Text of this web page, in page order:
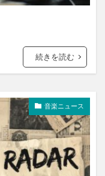
続きを読む
音楽ニュース